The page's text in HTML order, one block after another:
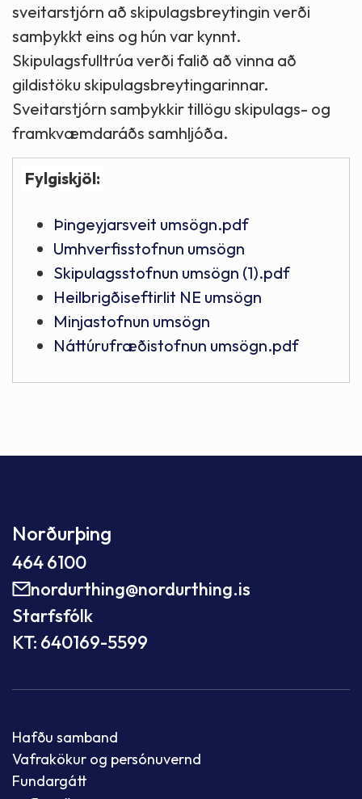
sveitarstjórn að skipulagsbreytingin verði
samþykkt eins og hún var kynnt.
Skipulagsfulltrúa verði falið að vinna að
gildistöku skipulagsbreytingarinnar.
Sveitarstjórn samþykkir tillögu skipulags- og
framkvæmdaráðs samhljóða.
Fylgiskjöl:
Þingeyjarsveit umsögn.pdf
Umhverfisstofnun umsögn
Skipulagsstofnun umsögn (1).pdf
Heilbrigðiseftirlit NE umsögn
Minjastofnun umsögn
Náttúrufræðistofnun umsögn.pdf
Norðurþing
464 6100
nordurthing@nordurthing.is
Starfsfólk
KT: 640169-5599
Hafðu samband
Vafrakökur og persónuvernd
Fundargátt